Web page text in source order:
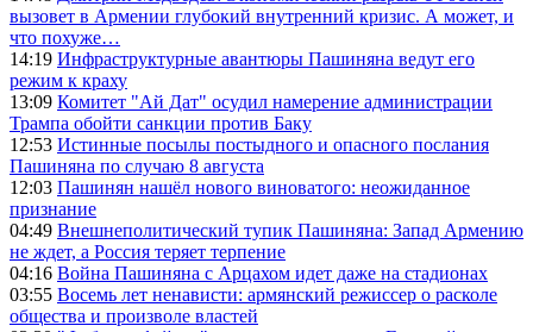
вызовет в Армении глубокий внутренний кризис. А может, и
что похуже…
14:19 Инфраструктурные авантюры Пашиняна ведут его
режим к краху
13:09 Комитет "Ай Дат" осудил намерение администрации
Трампа обойти санкции против Баку
12:53 Истинные посылы постыдного и опасного послания
Пашиняна по случаю 8 августа
12:03 Пашинян нашёл нового виноватого: неожиданное
признание
04:49 Внешнеполитический тупик Пашиняна: Запад Армению
не ждет, а Россия теряет терпение
04:16 Война Пашиняна с Арцахом идет даже на стадионах
03:55 Восемь лет ненависти: армянский режиссер о расколе
общества и произволе властей